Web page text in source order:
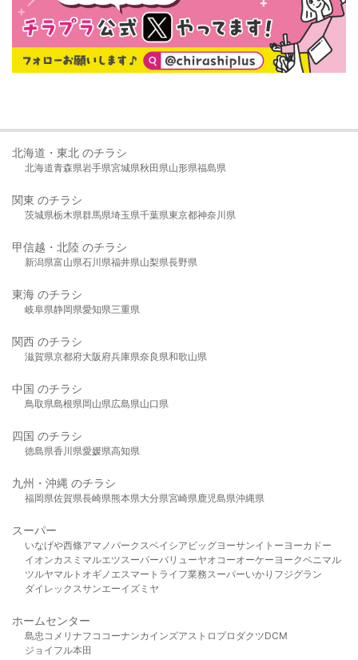
北海道・東北 のチラシ
北海道青森県岩手県宮城県秋田県山形県福島県
関東 のチラシ
茨城県栃木県群馬県埼玉県千葉県東京都神奈川県
甲信越・北陸 のチラシ
新潟県富山県石川県福井県山梨県長野県
東海 のチラシ
岐阜県静岡県愛知県三重県
関西 のチラシ
滋賀県京都府大阪府兵庫県奈良県和歌山県
中国 のチラシ
鳥取県島根県岡山県広島県山口県
四国 のチラシ
徳島県香川県愛媛県高知県
九州・沖縄 のチラシ
福岡県佐賀県長崎県熊本県大分県宮崎県鹿児島県沖縄県
スーパー
いなげや西條アマノパークスベイシア ビッグヨーサンイトーヨーカドー
イオンカスミ マルエツスーパーバリューヤオコーオーケー ヨークベニマル
ツルヤマルト オギノ エスマート ライフ業務スーパーいかり フジグラン
ダイレックスサンエーイズミヤ
ホームセンター
島忠 コメリ ナフコ コーナンカインズアストロプロダクツDCM
ジョイフル本田